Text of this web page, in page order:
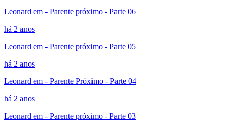
Leonard em - Parente próximo - Parte 06
há 2 anos
Leonard em - Parente próximo - Parte 05
há 2 anos
Leonard em - Parente Próximo - Parte 04
há 2 anos
Leonard em - Parente próximo - Parte 03